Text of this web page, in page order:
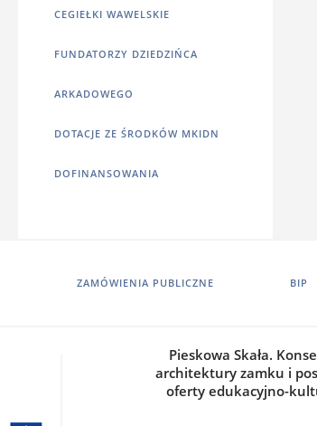
CEGIEŁKI WAWELSKIE
FUNDATORZY DZIEDZIŃCA
ARKADOWEGO
DOTACJE ZE ŚRODKÓW MKIDN
DOFINANSOWANIA
ZAMÓWIENIA PUBLICZNE BIP
Pieskowa Skała.
architektury zamku i
oferty edukacyjno-